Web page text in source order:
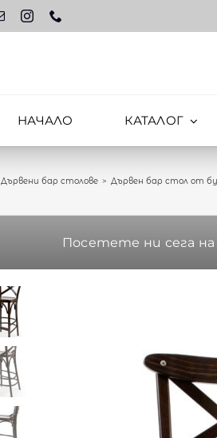
НАЧАЛО КАТАЛОГ
Дървени бар столове Дървен бар стол от
Посетете ни сега на